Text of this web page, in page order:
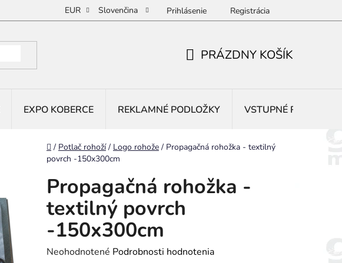
EUR Slovenčina Prihlásenie Registrácia
PRÁZDNY KOŠÍK
EXPO KOBERCE REKLAMNÉ PODLOŽKY VSTUPNÉ ROHOŽE
Domov
/ Potlač rohoží / Logo rohože / Propagačná rohožka - textilný
povrch -150x300cm
Propagačná rohožka -
textilný povrch
-150x300cm
Priemerné
Neohodnotené Podrobnosti hodnotenia